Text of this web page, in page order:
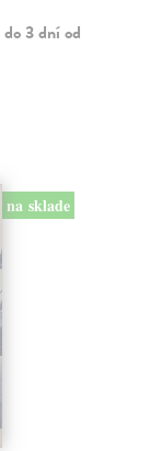
3 dní od
na sklade